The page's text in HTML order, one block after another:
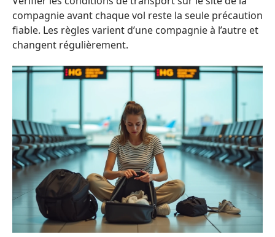
compagnie avant chaque vol reste la seule précaution
fiable. Les règles varient d’une compagnie à l’autre et
changent régulièrement.